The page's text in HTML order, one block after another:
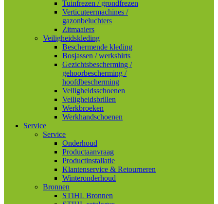
Tuinfrezen / grondfrezen
Verticuteermachines /
gazonbeluchters
Zitmaaiers
Veiligheidskleding
Beschermende kleding
Bosjassen / werkshirts
Gezichtsbescherming /
gehoorbescherming /
hoofdbescherming
Veiligheidsschoenen
Veiligheidsbrillen
Werkbroeken
Werkhandschoenen
Service
Service
Onderhoud
Productaanvraag
Productinstallatie
Klantenservice & Retourneren
Winteronderhoud
Bronnen
STIHL Bronnen